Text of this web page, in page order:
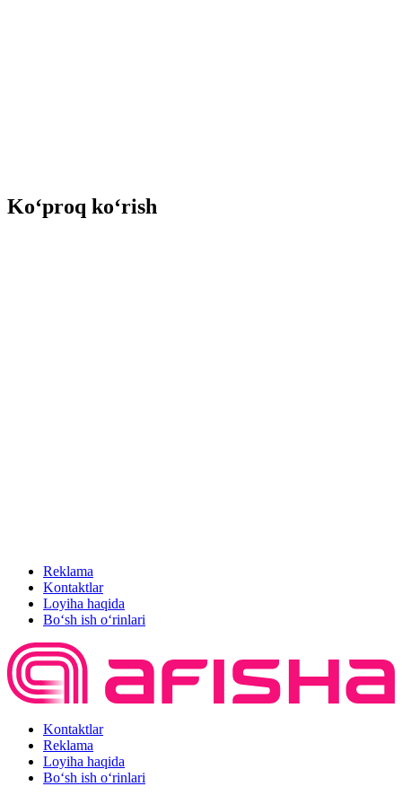
Ko‘proq ko‘rish
Reklama
Kontaktlar
Loyiha haqida
Bo‘sh ish o‘rinlari
Kontaktlar
Reklama
Loyiha haqida
Bo‘sh ish o‘rinlari